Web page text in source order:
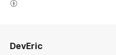
DevEric